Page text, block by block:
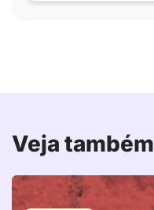
Veja também